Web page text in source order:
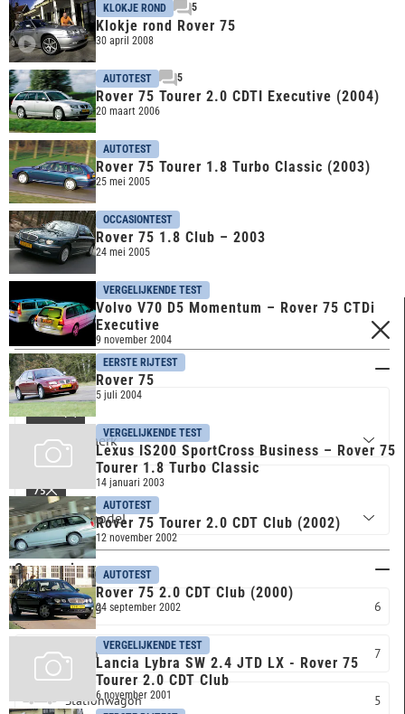
FILTERS
Merk & model
ROVER
75
Carrosserie
Overig 6
Sedan 7
Stationwagon 5
KLOKJE ROND 5
Klokje rond Rover 75
30 april 2008
AUTOTEST 5
Rover 75 Tourer 2.0 CDTI Executive (2004)
20 maart 2006
AUTOTEST
Rover 75 Tourer 1.8 Turbo Classic (2003)
25 mei 2005
OCCASIONTEST
Rover 75 1.8 Club – 2003
24 mei 2005
VERGELIJKENDE TEST
Volvo V70 D5 Momentum – Rover 75 CTDi
Executive
9 november 2004
EERSTE RIJTEST
Rover 75
5 juli 2004
VERGELIJKENDE TEST
Lexus IS200 SportCross Business – Rover 75
Tourer 1.8 Turbo Classic
14 januari 2003
AUTOTEST
Rover 75 Tourer 2.0 CDT Club (2002)
12 november 2002
AUTOTEST
Rover 75 2.0 CDT Club (2000)
24 september 2002
VERGELIJKENDE TEST
Lancia Lybra SW 2.4 JTD LX - Rover 75
Tourer 2.0 CDT Club
6 november 2001